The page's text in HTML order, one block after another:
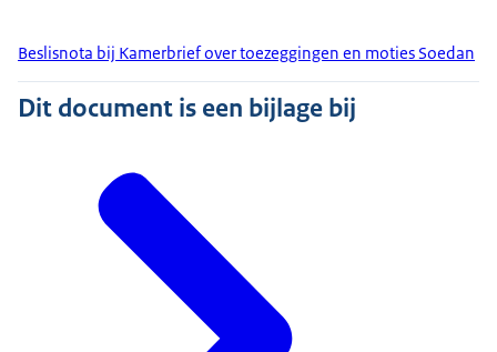
Beslisnota bij Kamerbrief over toezeggingen en moties Soedan
Dit document is een bijlage bij